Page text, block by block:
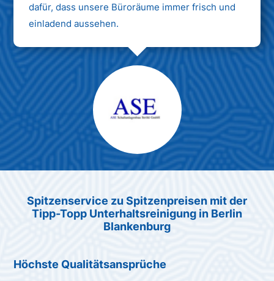
dafür, dass unsere Büroräume immer frisch und
einladend aussehen.
Max Mustermann
Spitzenservice zu Spitzenpreisen mit der
Tipp-Topp Unterhaltsreinigung in Berlin
Blankenburg
Höchste Qualitätsansprüche